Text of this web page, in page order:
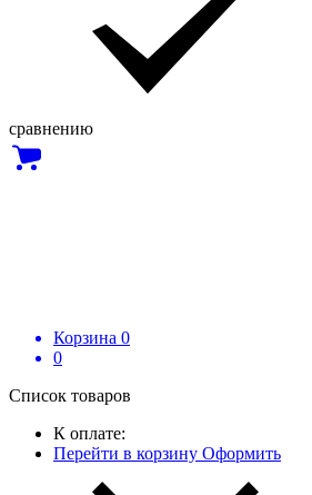
сравнению
Корзина 0
0
Список товаров
К оплате:
Перейти в корзину Оформить